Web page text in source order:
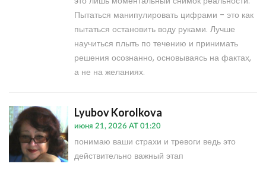
Пытаться манипулировать цифрами - это как
пытаться остановить воду руками. Лучше
научиться плыть по течению и принимать
решения осознанно, основываясь на фактах,
а не на желаниях.
Lyubov Korolkova
июня 21, 2026 AT 01:20
понимаю ваши страхи и тревоги ведь это
действительно важный этап